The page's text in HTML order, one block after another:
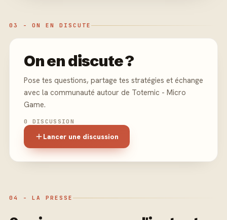
03 - ON EN DISCUTE
On en discute ?
Pose tes questions, partage tes stratégies et échange
avec la communauté autour de Totemic - Micro
Game.
0 DISCUSSION
Lancer une discussion
04 - LA PRESSE